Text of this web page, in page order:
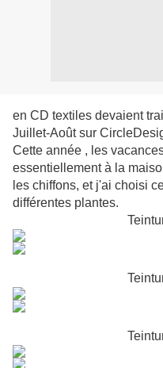
en CD textiles devaient
Juillet-Août sur
Cette année , les
essentiellement à la
les chiffons, et j'ai choisi
différentes plantes.